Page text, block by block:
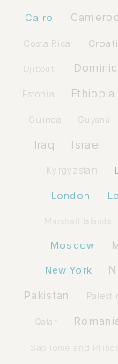
Cairo
Costa Rica
Djibouti
Estonia Ethiopia
Guinea Guyana
Iraq Israel
Kyrgyzstan
London
Moscow
New York
Pakistan
Qatar
São Tomé and